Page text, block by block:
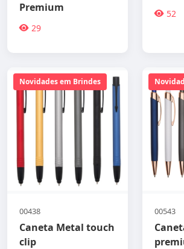
Premium
29
52
Novidades em Brindes
00438
Caneta Metal touch
clip
00543